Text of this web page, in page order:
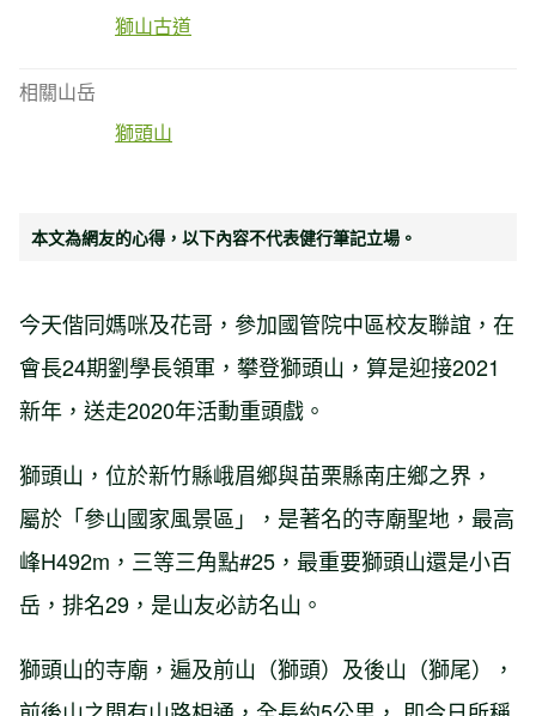
獅山古道
相關山岳
獅頭山
本文為網友的心得，以下內容不代表健行筆記立場。
今天偕同媽咪及花哥，參加國管院中區校友聯誼，在
會長24期劉學長領軍，攀登獅頭山，算是迎接2021
新年，送走2020年活動重頭戲。
獅頭山，位於新竹縣峨眉鄉與苗栗縣南庄鄉之界，
屬於「參山國家風景區」，是著名的寺廟聖地，最高
峰H492m，三等三角點#25，最重要獅頭山還是小百
岳，排名29，是山友必訪名山。
獅頭山的寺廟，遍及前山（獅頭）及後山（獅尾），